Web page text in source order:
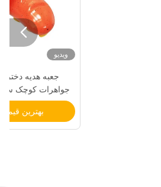
ویدیو
جعبه هدیه
جواهرات کوچک
بهترین
